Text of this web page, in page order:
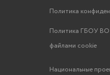
Политика
Политика ГБОУ
файлами cookie
Национальные